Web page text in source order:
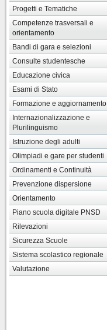
Progetti e Tematiche
Competenze trasversali e
orientamento
Bandi di gara e selezioni
Consulte studentesche
Educazione civica
Esami di Stato
Formazione e aggiornamento
Internazionalizzazione e
Plurilinguismo
Istruzione degli adulti
Olimpiadi e gare per studenti
Ordinamenti e Continuità
Prevenzione dispersione
Orientamento
Piano scuola digitale PNSD
Rilevazioni
Sicurezza Scuole
Sistema scolastico regionale
Valutazione